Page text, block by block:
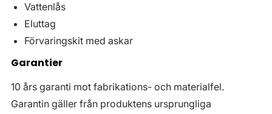
Vattenlås
Eluttag
Förvaringskit med askar
Garantier
10 års garanti mot fabrikations- och materialfel.
Garantin gäller från produktens ursprungliga